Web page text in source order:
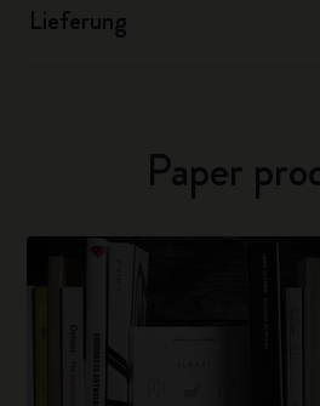
Lieferung
Paper